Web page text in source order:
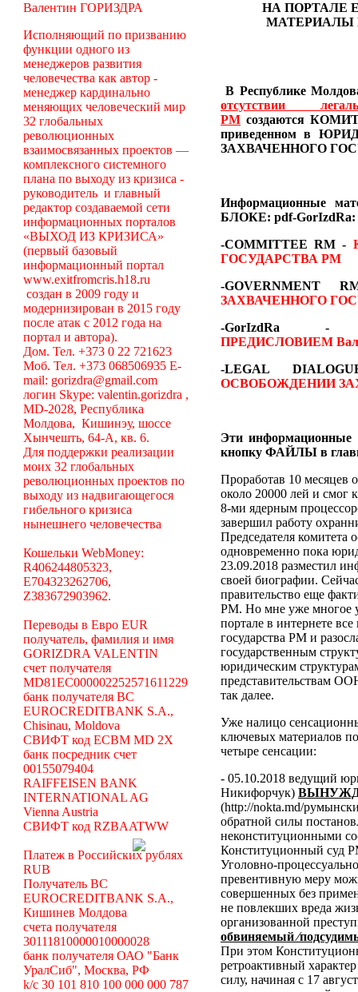
Валентин ГОРИЗДРА
Исполняющий по призванию
функции одного из
менеджеров развития
человечества как автор -
менеджер кардинально
меняющих человеческий мир
32 глобальных
революционных
взаимосвязанных проектов —
комплексного системного
плана по выходу из кризиса -
руководитель и главный
редактор создаваемой сети
информационных порталов
«ВЫХОД ИЗ КРИЗИСА»
(первый базовый
информационный портал
www.exitfromcris.h18.ru
создан в 2009 году и
модернизирован в 2015 году
после атак с 2012 года на
портал и автора).
Дом. Тел. +373 0 22 721623
Моб. Тел. +373 068506935 E-
mail: gorizdra@gmail.com
логин Skype: valentin.gorizdra ,
MD-2028, Республика
Молдова, Кишинэу, шоссе
Хынчешть, 64-А, кв. 6.
Для поддержки реализации
моих 32 глобальных
революционных проектов по
выходу из надвигающегося
гибельного кризиса
нынешнего человечества
Кошельки WebMoney:
R406244805323,
E704323262706,
Z383672903962.
Переводы в Евро EUR
получатель, фамилия и имя
GORIZDRA VALENTIN
счет получателя
MD81EC000002252571611229
банк получателя BC
EUROCREDITBANK S.A.,
Chisinau, Moldova
СВИФТ код ECBM MD 2X
банк посредник счет
00155079404
RAIFFEISEN BANK
INTERNATIONAL AG
Vienna Austria
СВИФТ код RZBAATWW
Платеж в Российских рублях
RUB
Получатель BC
EUROCREDITBANK S.A.,
Кишинев Молдова
счета получателя
30111810000010000028
банк получателя ОАО "Банк
УралСиб", Москва, РФ
k/c 30 101 810 100 000 000 787
НА ПОРТАЛЕ
МАТЕРИАЛЫ
В Республике
отсутствии
РМ создаются
приведенном в
ЗАХВАЧЕННОГО
Информационные
БЛОКЕ: pdf-GorIzdRa:
-COMMITTEE RM -
ГОСУДАРСТВА РМ
-
ЗАХВАЧЕННОГО
-
ПРЕДИСЛОВИЕМ
-LEGAL
ОСВОБОЖДЕНИИ
Эти информационные
кнопку ФАЙЛЫ в
Проработав 10 месяцев
около 20000 лей и смог
8-ми ядерным
завершил работу
Председателя комитета
одновременно пока
23.09.2018 разместил
своей биографии.
правительство еще
РМ. Но мне уже многое
портале в интернете
государства РМ и
государственным
юридическим
представительствам
так далее.
Уже налицо
ключевых материалов
четыре сенсации:
- 05.10.2018 ведущий
Никифорчук)
(http://nokta.md/
обратной силы
неконституционными
Конституционный суд
Уголовно-
превентивную меру
совершенных без
не повлекших вреда
организованной
обвиняемый
При этом
ретроактивный
силу, начиная с 17